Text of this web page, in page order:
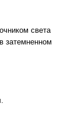
света
затемненном